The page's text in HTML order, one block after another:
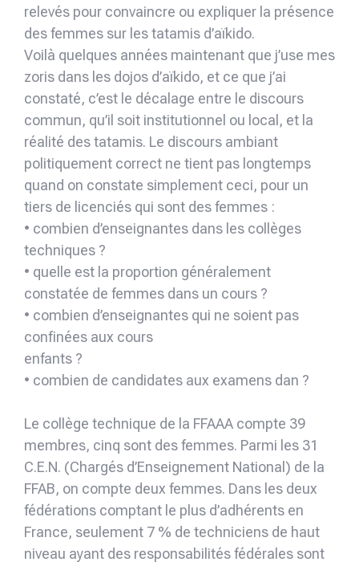
relevés pour convaincre ou expliquer la présence
des femmes sur les tatamis d’aïkido.
Voilà quelques années maintenant que j’use mes
zoris dans les dojos d’aïkido, et ce que j’ai
constaté, c’est le décalage entre le discours
commun, qu’il soit institutionnel ou local, et la
réalité des tatamis. Le discours ambiant
politiquement correct ne tient pas longtemps
quand on constate simplement ceci, pour un
tiers de licenciés qui sont des femmes :
• combien d’enseignantes dans les collèges
techniques ?
• quelle est la proportion généralement
constatée de femmes dans un cours ?
• combien d’enseignantes qui ne soient pas
confinées aux cours
enfants ?
• combien de candidates aux examens dan ?
Le collège technique de la FFAAA compte 39
membres, cinq sont des femmes. Parmi les 31
C.E.N. (Chargés d’Enseignement National) de la
FFAB, on compte deux femmes. Dans les deux
fédérations comptant le plus d’adhérents en
France, seulement 7 % de techniciens de haut
niveau ayant des responsabilités fédérales sont